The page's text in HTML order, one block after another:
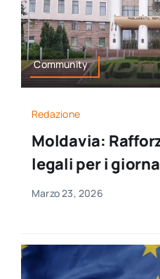
Community
Redazione
Moldavia:
legali per i
Marzo 23, 2026